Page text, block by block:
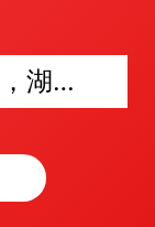
26年后与普京再见面，湖南工程师彭湃：普京总统说与我重逢很开心